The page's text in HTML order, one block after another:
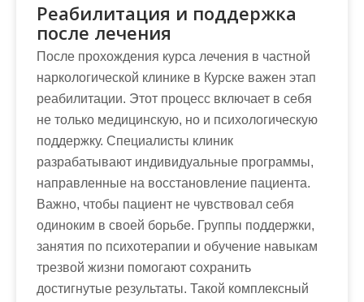
Реабилитация и поддержка
после лечения
После прохождения курса лечения в частной
наркологической клинике в Курске важен этап
реабилитации. Этот процесс включает в себя
не только медицинскую, но и психологическую
поддержку. Специалисты клиник
разрабатывают индивидуальные программы,
направленные на восстановление пациента.
Важно, чтобы пациент не чувствовал себя
одиноким в своей борьбе. Группы поддержки,
занятия по психотерапии и обучение навыкам
трезвой жизни помогают сохранить
достигнутые результаты. Такой комплексный